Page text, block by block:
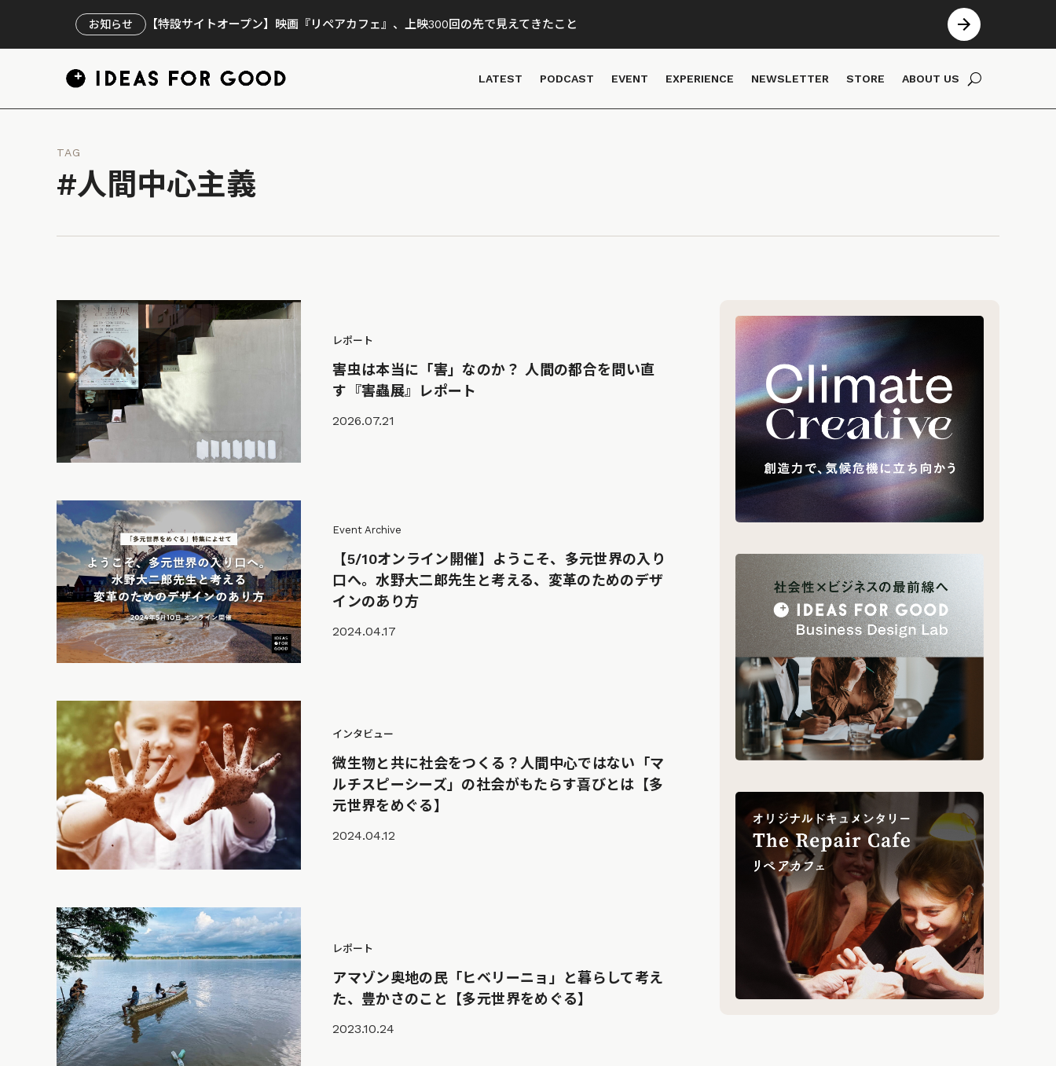
お知らせ 【特設サイトオープン】映画『リペアカフェ』、上映300回の先で見えてきたこと
LATEST PODCAST EVENT EXPERIENCE NEWSLETTER STORE ABOUT US
TAG
#人間中心主義
レポート
害虫は本当に「害」なのか？ 人間の都合を問い直
す『害蟲展』レポート
2026.07.21
Event Archive
【5/10オンライン開催】ようこそ、多元世界の入り
口へ。水野大二郎先生と考える、変革のためのデザ
インのあり方
2024.04.17
インタビュー
微生物と共に社会をつくる？人間中心ではない「マ
ルチスピーシーズ」の社会がもたらす喜びとは【多
元世界をめぐる】
2024.04.12
レポート
アマゾン奥地の民「ヒベリーニョ」と暮らして考え
た、豊かさのこと【多元世界をめぐる】
2023.10.24